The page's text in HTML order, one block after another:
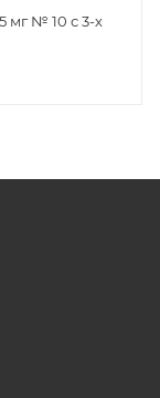
мг № 10 с 3-х